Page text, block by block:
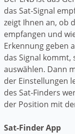
das Sat-Signal
zeigt Ihnen an, ob
empfangen und
Erkennung geben
das Signal kommt,
auswählen. Dann
der Einstellungen
des Sat-Finders
der Position mit
Sat-Finder App